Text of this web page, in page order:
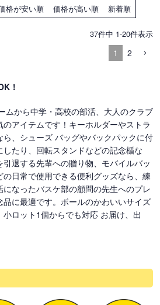
格が安い順 価格が高い順 新着順
37件中 1-20件表示
1 2
！
ムから中学・高校の部活、大人のクラブ
アイテムです！キーホルダーやストラ
ら、シューズ バッグやバックパックに付
たり、回転スタンドなどの記念楯な
退する先輩への贈り物、モバイルバッ
日常で使用できる便利グッズなら、練
なったバスケ部の顧問の先生へのプレ
に最適です。ボールのかわいいサイズ
ロット1個からでも対応 お届け、出